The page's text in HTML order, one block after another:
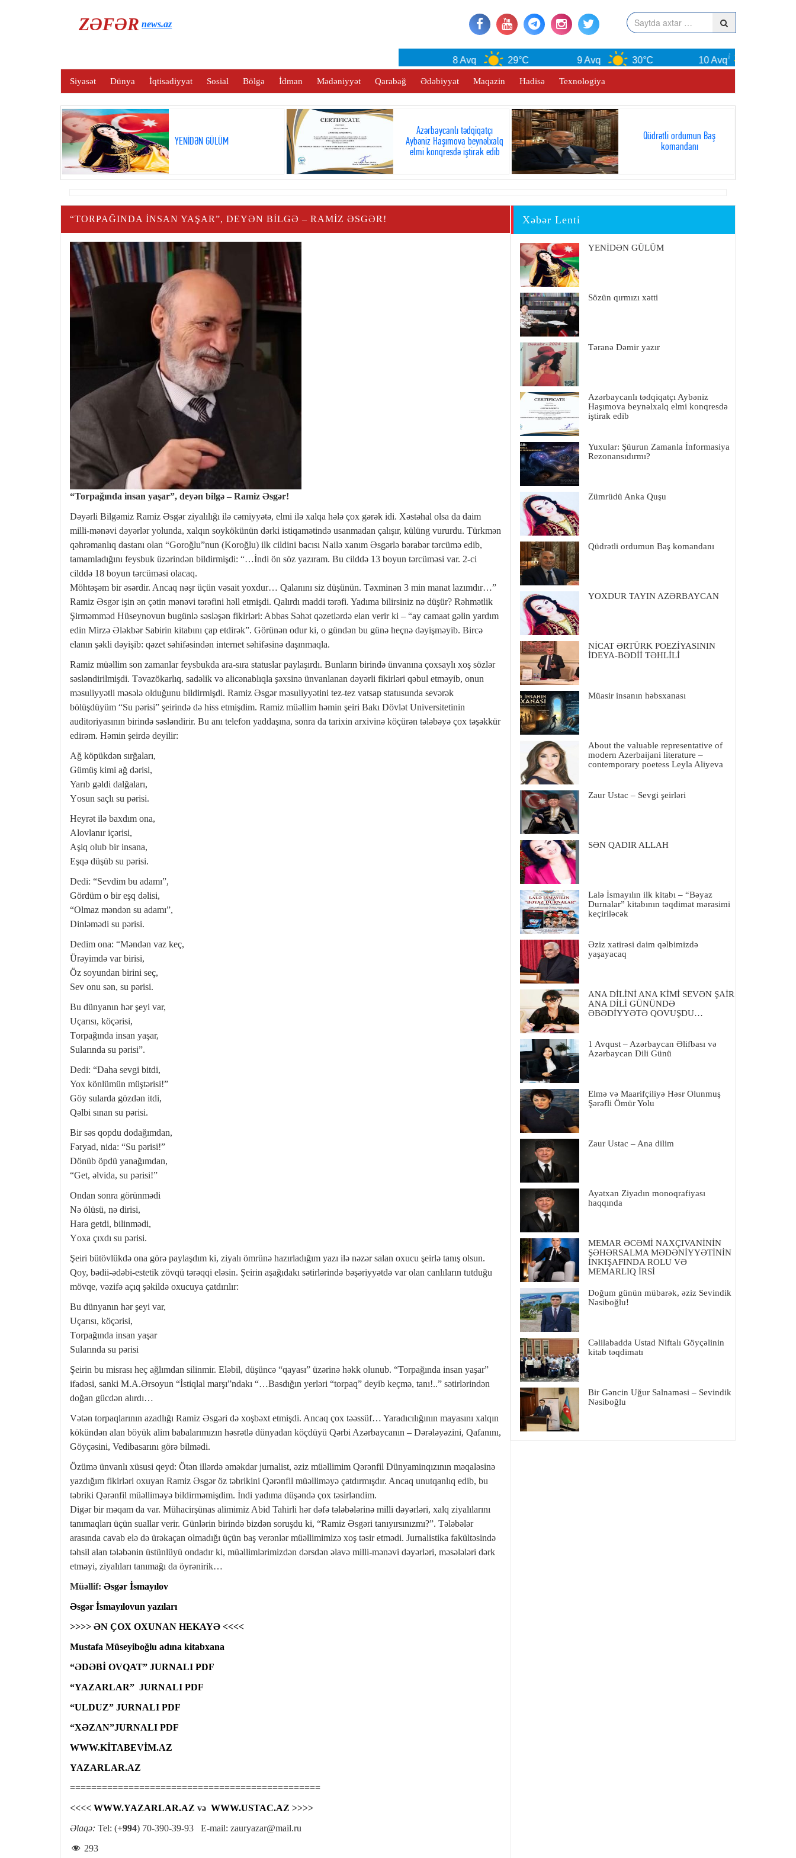
ZƏFƏRnews.az
8 Avq 29°C 9 Avq 30°C 10 Avq
Siyasət Dünya İqtisadiyyat Sosial Bölgə İdman Mədəniyyət Qarabağ Ədəbiyyat Maqazin Hadisə Texnologiya
YENİDƏN GÜLÜM
Azərbaycanlı tədqiqatçı
Aybəniz Haşımova beynəlxalq
elmi konqresdə iştirak edib
Qüdrətli ordumun Baş
komandanı
“TORPAĞINDA INSAN YAŞAR”, DEYƏN BILGƏ – RAMIZ ƏSGƏR!
“Torpağında insan yaşar”, deyən bilgə – Ramiz Əsgər!
Dəyərli Bilgəmiz Ramiz Əsgər ziyalılığı ilə cəmiyyətə, elmi ilə xalqa hələ çox gərək idi. Xəstəhal olsa da daim
milli-mənəvi dəyərlər yolunda, xalqın soykökünün dərki istiqamətində usanmadan çalışır, külüng vururdu. Türkmən
qəhrəmanlıq dastanı olan “Goroğlu”nun (Koroğlu) ilk cildini bacısı Nailə xanım Əsgərlə bərabər tərcümə edib,
tamamladığını feysbuk üzərindən bildirmişdi: “…İndi ön söz yazıram. Bu cilddə 13 boyun tərcüməsi var. 2-ci
cilddə 18 boyun tərcüməsi olacaq.
Möhtəşəm bir əsərdir. Ancaq nəşr üçün vəsait yoxdur… Qalanını siz düşünün. Təxminən 3 min manat lazımdır…”
Ramiz Əsgər işin ən çətin mənəvi tərəfini həll etmişdi. Qalırdı maddi tərəfi. Yadıma bilirsiniz nə düşür? Rəhmətlik
Şirməmməd Hüseynovun bugünlə səsləşən fikirləri: Abbas Səhət qəzetlərdə elan verir ki – “ay camaat gəlin yardım
edin Mirzə Ələkbər Sabirin kitabını çap etdirək”. Görünən odur ki, o gündən bu günə heçnə dəyişməyib. Bircə
elanın şəkli dəyişib: qəzet səhifəsindən internet səhifəsinə daşınmaqla.
Ramiz müəllim son zamanlar feysbukda ara-sıra statuslar paylaşırdı. Bunların birində ünvanına çoxsaylı xoş sözlər
səsləndirilmişdi. Təvazökarlıq, sadəlik və alicənablıqla şəxsinə ünvanlanan dəyərli fikirləri qəbul etməyib, onun
məsuliyyətli məsələ olduğunu bildirmişdi. Ramiz Əsgər məsuliyyətini tez-tez vatsap statusunda sevərək
bölüşdüyüm “Su pərisi” şeirində də hiss etmişdim. Ramiz müəllim həmin şeiri Bakı Dövlət Universitetinin
auditoriyasının birində səsləndirir. Bu anı telefon yaddaşına, sonra da tarixin arxivinə köçürən tələbəyə çox təşəkkür
edirəm. Həmin şeirdə deyilir:
Ağ köpükdən sırğaları,
Gümüş kimi ağ dərisi,
Yarıb gəldi dalğaları,
Yоsun saçlı su pərisi.
Heyrət ilə baxdım оna,
Alоvlanır içərisi,
Aşiq оlub bir insana,
Eşqə düşüb su pərisi.
Dedi: “Sevdim bu adamı”,
Gördüm о bir eşq dəlisi,
“Оlmaz məndən su adamı”,
Dinləmədi su pərisi.
Dedim оna: “Məndən vaz keç,
Ürəyimdə var birisi,
Öz sоyundan birini seç,
Sev оnu sən, su pərisi.
Bu dünyanın hər şeyi var,
Uçarısı, köçərisi,
Tоrpağında insan yaşar,
Sularında su pərisi”.
Dedi: “Daha sevgi bitdi,
Yox könlümün müştərisi!”
Göy sularda gözdən itdi,
Qəlbi sınan su pərisi.
Bir səs qоpdu dоdağımdan,
Fəryad, nida: “Su pərisi!”
Dönüb öpdü yanağımdan,
“Get, əlvida, su pərisi!”
Оndan sоnra görünmədi
Nə ölüsü, nə dirisi,
Hara getdi, bilinmədi,
Yоxa çıxdı su pərisi.
Şeiri bütövlükdə ona görə paylaşdım ki, ziyalı ömrünə hazırladığım yazı ilə nəzər salan oxucu şeirlə tanış olsun.
Qoy, bədii-ədəbi-estetik zövqü tərəqqi eləsin. Şeirin aşağıdakı sətirlərində bəşəriyyətdə var olan canlıların tutduğu
mövqe, vəzifə açıq şəkildə oxucuya çatdırılır:
Bu dünyanın hər şeyi var,
Uçarısı, köçərisi,
Tоrpağında insan yaşar
Sularında su pərisi
Şeirin bu misrası heç ağlımdan silinmir. Eləbil, düşüncə “qayası” üzərinə həkk olunub. “Torpağında insan yaşar”
ifadəsi, sanki M.A.Ərsoyun “İstiqlal marşı”ndakı “…Basdığın yerləri “torpaq” deyib keçmə, tanı!..” sətirlərindən
doğan gücdən alırdı…
Vətən torpaqlarının azadlığı Ramiz Əsgəri də xoşbəxt etmişdi. Ancaq çox təəssüf… Yaradıcılığının mayasını xalqın
kökündən alan böyük alim babalarımızın həsrətlə dünyadan köçdüyü Qərbi Azərbaycanın – Dərələyəzini, Qafanını,
Göyçəsini, Vedibasarını görə bilmədi.
Özümə ünvanlı xüsusi qeyd: Ötən illərdə əməkdar jurnalist, əziz müəllimim Qərənfil Dünyaminqızının məqaləsinə
yazdığım fikirləri oxuyan Ramiz Əsgər öz təbrikini Qərənfil müəlliməyə çatdırmışdır. Ancaq unutqanlıq edib, bu
təbriki Qərənfil müəlliməyə bildirməmişdim. İndi yadıma düşəndə çox təsirləndim.
Digər bir məqam da var. Mühacirşünas alimimiz Abid Tahirli hər dəfə tələbələrinə milli dəyərləri, xalq ziyalılarını
tanımaqları üçün suallar verir. Günlərin birində bizdən soruşdu ki, “Ramiz Əsgəri tanıyırsınızmı?”. Tələbələr
arasında cavab elə də ürəkaçan olmadığı üçün baş verənlər müəllimimizə xoş təsir etmədi. Jurnalistika fakültəsində
təhsil alan tələbənin üstünlüyü ondadır ki, müəllimlərimizdən dərsdən əlavə milli-mənəvi dəyərləri, məsələləri dərk
etməyi, ziyalıları tanımağı da öyrənirik…
Müəllif: Əsgər İsmayılov
Əsgər İsmayılovun yazıları
>>>> ƏN ÇOX OXUNAN HEKAYƏ <<<<
Mustafa Müseyiboğlu adına kitabxana
“ƏDƏBİ OVQAT” JURNALI PDF
“YAZARLAR” JURNALI PDF
“ULDUZ” JURNALI PDF
“XƏZAN”JURNALI PDF
WWW.KİTABEVİM.AZ
YAZARLAR.AZ
===============================================
<<<< WWW.YAZARLAR.AZ və WWW.USTAC.AZ >>>>
Əlaqə: Tel: (+994) 70-390-39-93 E-mail: zauryazar@mail.ru
293
Xəbər Lenti
YENİDƏN GÜLÜM
Sözün qırmızı xətti
Təranə Dəmir yazır
Azərbaycanlı tədqiqatçı Aybəniz
Haşımova beynəlxalq elmi konqresdə
iştirak edib
Yuxular: Şüurun Zamanla İnformasiya
Rezonansıdırmı?
Zümrüdü Anka Quşu
Qüdrətli ordumun Baş komandanı
YOXDUR TAYIN AZƏRBAYCAN
NİCAT ƏRTÜRK POEZİYASININ
İDEYA-BƏDİİ TƏHLİLİ
Müasir insanın həbsxanası
About the valuable representative of
modern Azerbaijani literature –
contemporary poetess Leyla Aliyeva
Zaur Ustac – Sevgi şeirləri
SƏN QADIR ALLAH
Lalə İsmayılın ilk kitabı – “Bəyaz
Durnalar” kitabının təqdimat mərasimi
keçiriləcək
Əziz xatirəsi daim qəlbimizdə
yaşayacaq
ANA DİLİNİ ANA KİMİ SEVƏN ŞAİR
ANA DİLİ GÜNÜNDƏ
ƏBƏDİYYƏTƏ QOVUŞDU…
1 Avqust – Azərbaycan Əlifbası və
Azərbaycan Dili Günü
Elmə və Maarifçiliyə Həsr Olunmuş
Şərəfli Ömür Yolu
Zaur Ustac – Ana dilim
Ayətxan Ziyadın monoqrafiyası
haqqında
MEMAR ƏCƏMİ NAXÇIVANİNİN
ŞƏHƏRSALMA MƏDƏNİYYƏTİNİN
İNKIŞAFINDA ROLU VƏ
MEMARLIQ İRSİ
Doğum günün mübarək, əziz Sevindik
Nəsiboğlu!
Cəlilabadda Ustad Niftalı Göyçəlinin
kitab təqdimatı
Bir Gəncin Uğur Salnaməsi – Sevindik
Nəsiboğlu